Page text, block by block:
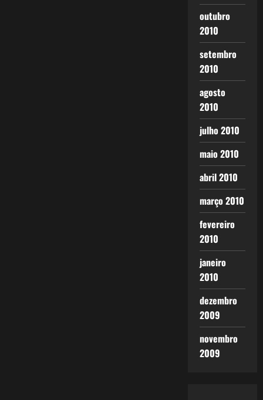
outubro
2010
setembro
2010
agosto
2010
julho 2010
maio 2010
abril 2010
março 2010
fevereiro
2010
janeiro
2010
dezembro
2009
novembro
2009